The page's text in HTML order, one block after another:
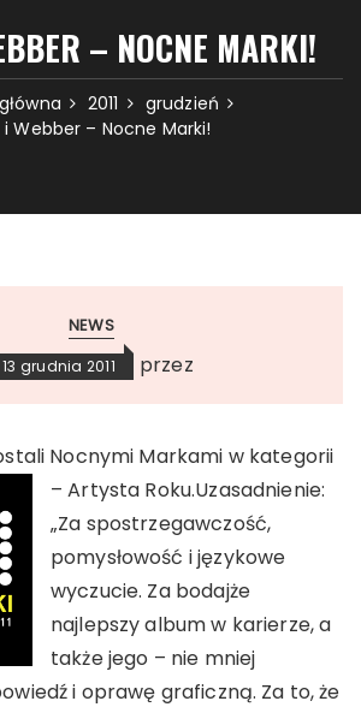
– NOCNE MARKI!
2011
grudzień
i Webber – Nocne Marki!
NEWS
13 grudnia 2011 przez
Nocnymi Markami w kategorii
– Artysta Roku.Uzasadnienie:
„Za spostrzegawczość,
pomysłowość i językowe
wyczucie. Za bodajże
najlepszy album w karierze, a
także jego – nie mniej
i oprawę graficzną. Za to, że